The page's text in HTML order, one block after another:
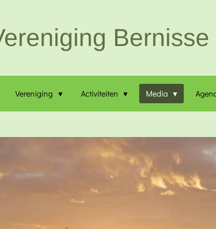
Bernisse
Vereniging Activiteiten Media